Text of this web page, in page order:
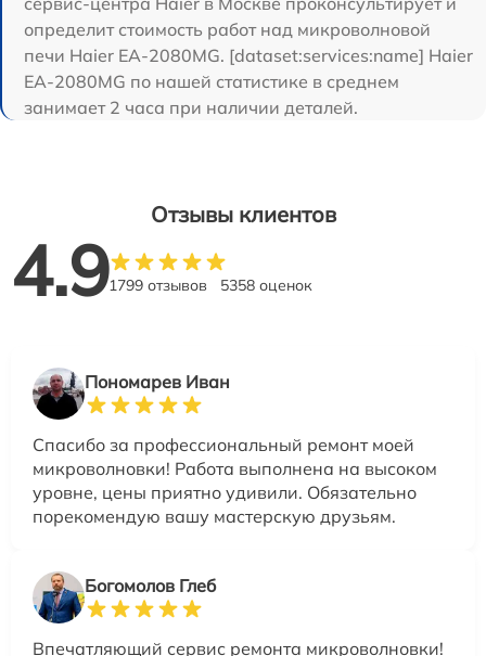
определит стоимость работ над микроволновой
печи Haier EA-2080MG. [dataset:services:name] Haier
EA-2080MG по нашей статистике в среднем
занимает 2 часа при наличии деталей.
Отзывы клиентов
4.91799 отзывов 5358 оценок
Пономарев Иван
Спасибо за профессиональный ремонт моей
микроволновки! Работа выполнена на высоком
уровне, цены приятно удивили. Обязательно
порекомендую вашу мастерскую друзьям.
Богомолов Глеб
Впечатляющий сервис ремонта микроволновки!